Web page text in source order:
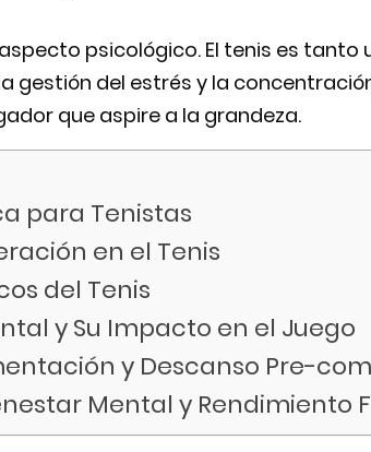
psicológico. El tenis es
gestión del estrés y la
que aspire a la grandeza.
para Tenistas
en el Tenis
del Tenis
y Su Impacto en el Juego
y Descanso Pre-
Mental y Rendimiento